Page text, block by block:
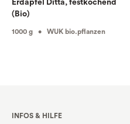
Erdäpfel Ditta, festkochend
(Bio)
1000 g • WUK bio.pflanzen
INFOS & HILFE